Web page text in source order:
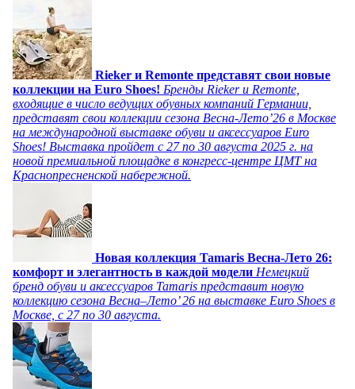
Rieker и Remonte представят свои новые
коллекции на Euro Shoes! Бренды Rieker и Remonte,
входящие в число ведущих обувных компаний Германии,
представят свои коллекции сезона Весна-Лето’26 в Москве
на международной выставке обуви и аксессуаров Euro
Shoes! Выставка пройдет c 27 по 30 августа 2025 г. на
новой премиальной площадке в конгресс-центре ЦМТ на
Краснопресненской набережной.
Новая коллекция Tamaris Весна-Лето 26:
комфорт и элегантность в каждой модели Немецкий
бренд обуви и аксессуаров Tamaris представит новую
коллекцию сезона Весна–Лето’ 26 на выставке Euro Shoes в
Москве, с 27 по 30 августа.